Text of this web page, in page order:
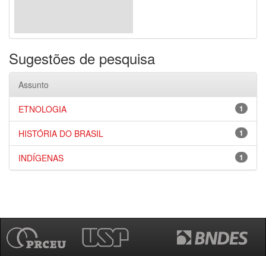
Sugestões de pesquisa
Assunto
1
ETNOLOGIA
1
HISTÓRIA DO BRASIL
1
INDÍGENAS